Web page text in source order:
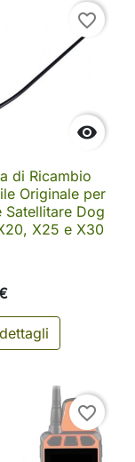

favorite_border
di Ricambio
Originale per
Satellitare Dog
X25 e X30
favorite_border